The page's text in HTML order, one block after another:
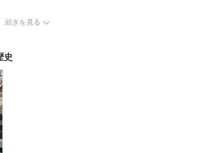
グをチェック
続きを見る
史